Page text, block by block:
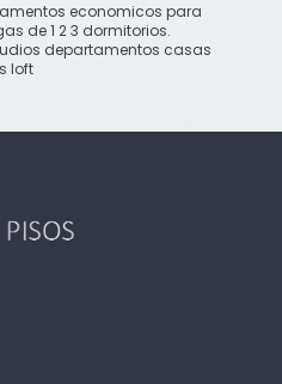
economicos para
de 1 2 3 dormitorios.
departamentos casas
loft